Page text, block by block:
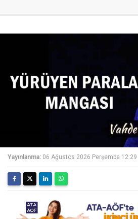
Yayınlanma: 06 Ağustos 2026 Perşembe 12:29